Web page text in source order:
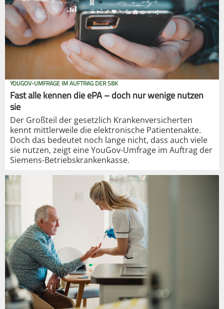
YOUGOV-UMFRAGE IM AUFTRAG DER SBK
Fast alle kennen die ePA – doch nur wenige nutzen
sie
Der Großteil der gesetzlich Krankenversicherten
kennt mittlerweile die elektronische Patientenakte.
Doch das bedeutet noch lange nicht, dass auch viele
sie nutzen, zeigt eine YouGov-Umfrage im Auftrag der
Siemens-Betriebskrankenkasse.